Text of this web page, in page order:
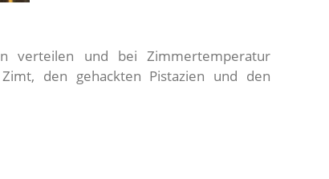
verteilen und bei Zimmertemperatur
den gehackten Pistazien und den